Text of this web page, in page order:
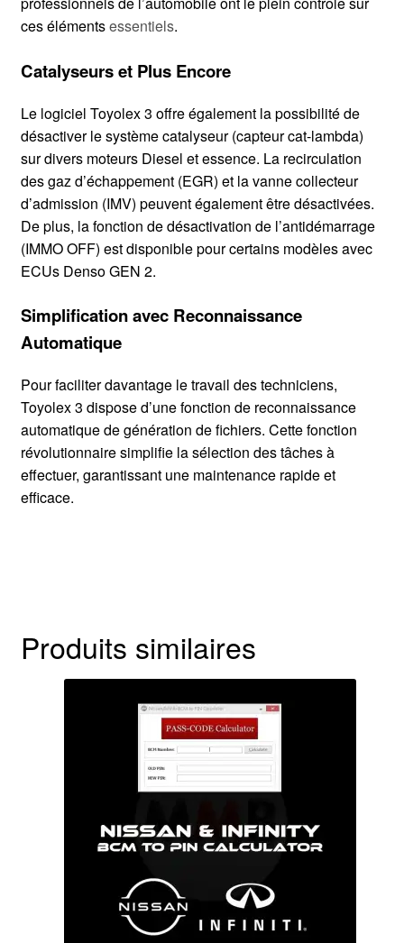
ces élémentsessentiels.
Catalyseurs et Plus Encore
Le logiciel Toyolex 3 offre également la possibilité de
désactiver le système catalyseur (capteur cat-lambda)
sur divers moteurs Diesel et essence. La recirculation
des gaz d’échappement (EGR) et la vanne collecteur
d’admission (IMV) peuvent également être désactivées.
De plus, la fonction de désactivation de l’antidémarrage
(IMMO OFF) est disponible pour certains modèles avec
ECUs Denso GEN 2.
Simplification avec Reconnaissance
Automatique
Pour faciliter davantage le travail des techniciens,
Toyolex 3 dispose d’une fonction de reconnaissance
automatique de génération de fichiers. Cette fonction
révolutionnaire simplifie la sélection des tâches à
effectuer, garantissant une maintenance rapide et
efficace.
Produits similaires